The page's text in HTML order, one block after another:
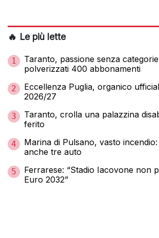
🔥 Le più lette
1
Taranto, passione senza
polverizzati 400 abbonamenti
2
Eccellenza Puglia, organico
2026/27
3
Taranto, crolla una palazzina
ferito
4
Marina di Pulsano, vasto
anche tre auto
5
Ferrarese: “Stadio Iacovone non
Euro 2032”